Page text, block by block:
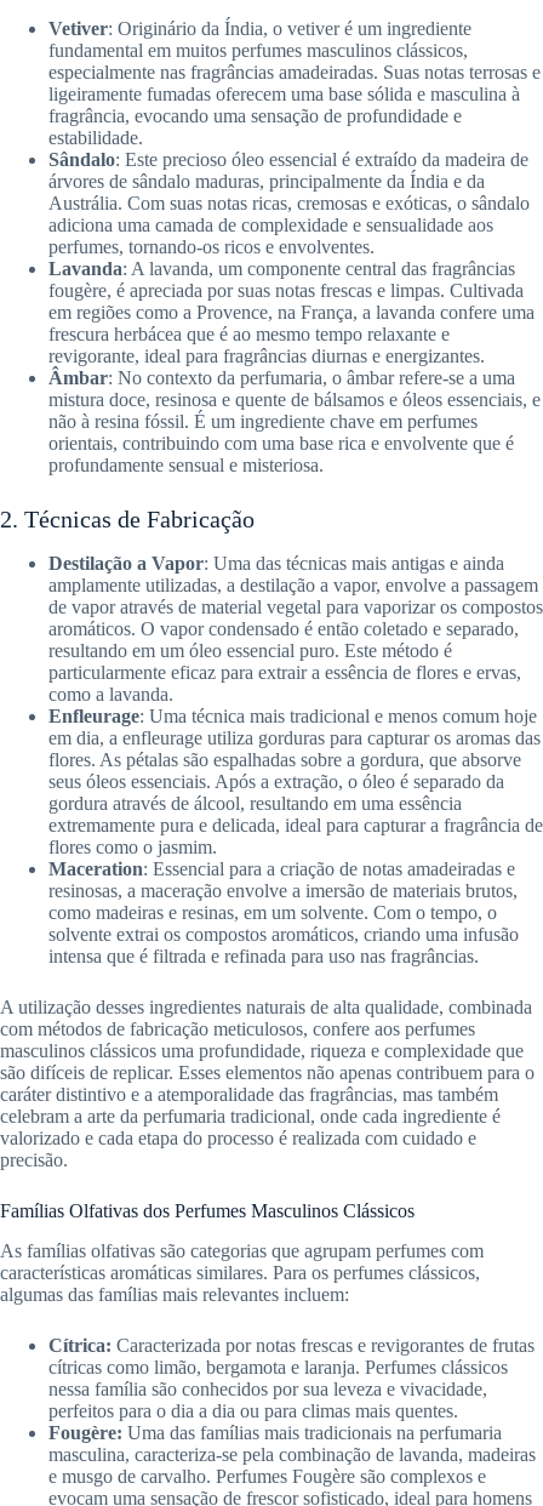
Vetiver: Originário da Índia, o vetiver é um ingrediente
fundamental em muitos perfumes masculinos clássicos,
especialmente nas fragrâncias amadeiradas. Suas notas terrosas e
ligeiramente fumadas oferecem uma base sólida e masculina à
fragrância, evocando uma sensação de profundidade e
estabilidade.
Sândalo: Este precioso óleo essencial é extraído da madeira de
árvores de sândalo maduras, principalmente da Índia e da
Austrália. Com suas notas ricas, cremosas e exóticas, o sândalo
adiciona uma camada de complexidade e sensualidade aos
perfumes, tornando-os ricos e envolventes.
Lavanda: A lavanda, um componente central das fragrâncias
fougère, é apreciada por suas notas frescas e limpas. Cultivada
em regiões como a Provence, na França, a lavanda confere uma
frescura herbácea que é ao mesmo tempo relaxante e
revigorante, ideal para fragrâncias diurnas e energizantes.
Âmbar: No contexto da perfumaria, o âmbar refere-se a uma
mistura doce, resinosa e quente de bálsamos e óleos essenciais, e
não à resina fóssil. É um ingrediente chave em perfumes
orientais, contribuindo com uma base rica e envolvente que é
profundamente sensual e misteriosa.
2. Técnicas de Fabricação
Destilação a Vapor: Uma das técnicas mais antigas e ainda
amplamente utilizadas, a destilação a vapor, envolve a passagem
de vapor através de material vegetal para vaporizar os compostos
aromáticos. O vapor condensado é então coletado e separado,
resultando em um óleo essencial puro. Este método é
particularmente eficaz para extrair a essência de flores e ervas,
como a lavanda.
Enfleurage: Uma técnica mais tradicional e menos comum hoje
em dia, a enfleurage utiliza gorduras para capturar os aromas das
flores. As pétalas são espalhadas sobre a gordura, que absorve
seus óleos essenciais. Após a extração, o óleo é separado da
gordura através de álcool, resultando em uma essência
extremamente pura e delicada, ideal para capturar a fragrância de
flores como o jasmim.
Maceration: Essencial para a criação de notas amadeiradas e
resinosas, a maceração envolve a imersão de materiais brutos,
como madeiras e resinas, em um solvente. Com o tempo, o
solvente extrai os compostos aromáticos, criando uma infusão
intensa que é filtrada e refinada para uso nas fragrâncias.
A utilização desses ingredientes naturais de alta qualidade, combinada
com métodos de fabricação meticulosos, confere aos perfumes
masculinos clássicos uma profundidade, riqueza e complexidade que
são difíceis de replicar. Esses elementos não apenas contribuem para o
caráter distintivo e a atemporalidade das fragrâncias, mas também
celebram a arte da perfumaria tradicional, onde cada ingrediente é
valorizado e cada etapa do processo é realizada com cuidado e
precisão.
Famílias Olfativas dos Perfumes Masculinos Clássicos
As famílias olfativas são categorias que agrupam perfumes com
características aromáticas similares. Para os perfumes clássicos,
algumas das famílias mais relevantes incluem:
Cítrica: Caracterizada por notas frescas e revigorantes de frutas
cítricas como limão, bergamota e laranja. Perfumes clássicos
nessa família são conhecidos por sua leveza e vivacidade,
perfeitos para o dia a dia ou para climas mais quentes.
Fougère: Uma das famílias mais tradicionais na perfumaria
masculina, caracteriza-se pela combinação de lavanda, madeiras
e musgo de carvalho. Perfumes Fougère são complexos e
evocam uma sensação de frescor sofisticado, ideal para homens